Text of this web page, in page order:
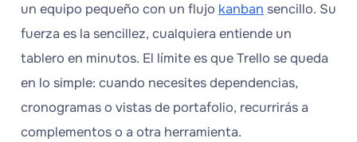
un equipo pequeño con un flujo kanban sencillo. Su
fuerza es la sencillez, cualquiera entiende un
tablero en minutos. El límite es que Trello se queda
en lo simple: cuando necesites dependencias,
cronogramas o vistas de portafolio, recurrirás a
complementos o a otra herramienta.